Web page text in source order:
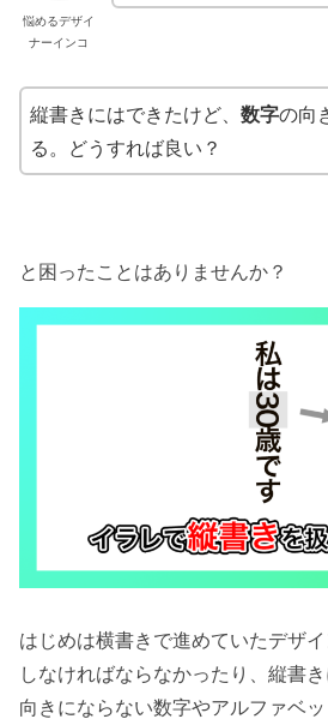
悩めるデザイ
ナーインコ
縦書きにはできたけど、 数字の向
る。どうすれば良い？
と困ったことはありませんか？
はじめは横書きで進めていたデザ
しなければならなかったり、縦書
向きにならない数字やアルファベ